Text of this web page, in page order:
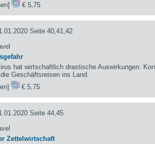
€ 5,75
Seite 40,41,42
hat wirtschaftlich drastische Auswirkungen:
Geschäftsreisen ins Land.
€ 5,75
Seite 44,45
Zettelwirtschaft